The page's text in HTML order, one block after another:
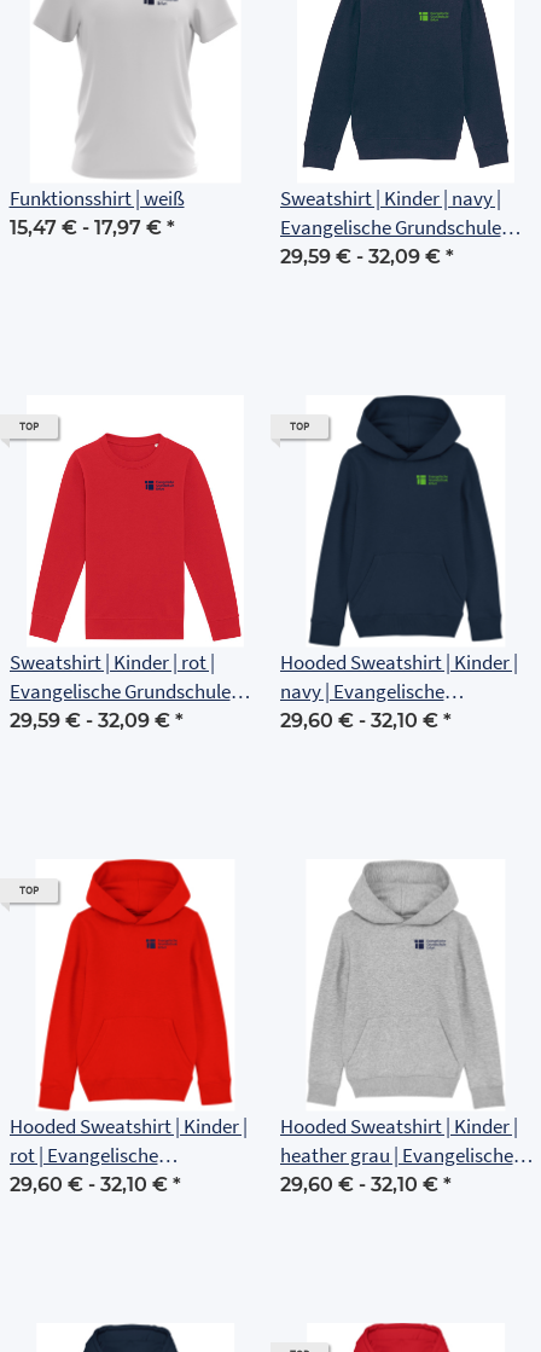
Funktionsshirt | weiß
15,47 € - 17,97 € *
Sweatshirt | Kinder | navy |
Evangelische Grundschule
Erfurt
29,59 € - 32,09 € *
TOP
Sweatshirt | Kinder | rot |
Evangelische Grundschule
Erfurt
29,59 € - 32,09 € *
TOP
Hooded Sweatshirt | Kinder |
navy | Evangelische
Grundschule Erfurt
29,60 € - 32,10 € *
TOP
Hooded Sweatshirt | Kinder |
rot | Evangelische
Grundschule Erfurt
29,60 € - 32,10 € *
Hooded Sweatshirt | Kinder |
heather grau | Evangelische
Grundschule Erfurt
29,60 € - 32,10 € *